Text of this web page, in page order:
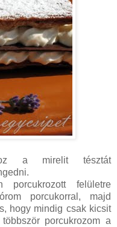
a mirelit tésztát
porcukrozott felületre
porcukorral, majd
hogy mindig csak kicsit
porcukrozom a